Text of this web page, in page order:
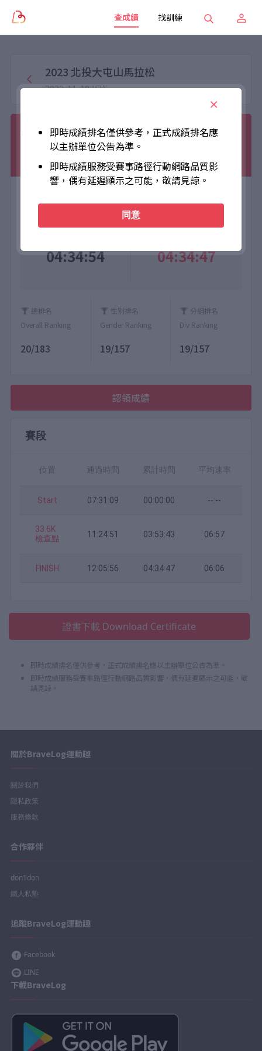
查成績 找訓練
2023 北投大屯山馬拉松
2023-11-19 (日)
鍾杰呈
超馬組45公里
男子組 TW 男
04:34:54 04:34:47
總排名
Overall Ranking
20/183
性別排名
Gender Ranking
19/157
分組排名
Div Ranking
19/157
認領成績
賽段
位置 通過時間 累計時間 平均速率
Start 07:31:09 00:00:00 --:--
33.6K
檢查點
11:24:51 03:53:43 06:57
FINISH 12:05:56 04:34:47 06:06
證書下載 Download Certificate
即時成績排名僅供參考，正式成績排名應以主辦單位公告為準。
即時成績服務受賽事路徑行動網路品質影響，偶有延遲顯示之可能，敬
請見諒。
即時成績排名僅供參考，正式成績排名應
以主辦單位公告為準。
即時成績服務受賽事路徑行動網路品質影
響，偶有延遲顯示之可能，敬請見諒。
同意
關於BraveLog運動趣
關於我們
隱私政策
服務條款
合作夥伴
don1don
鐵人私塾
追蹤BraveLog運動趣
Facebook
LINE
下載BraveLog